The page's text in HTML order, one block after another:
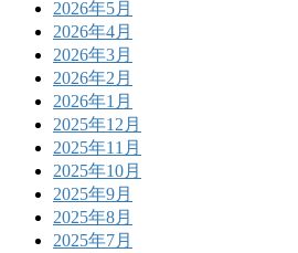
2026年5月
2026年4月
2026年3月
2026年2月
2026年1月
2025年12月
2025年11月
2025年10月
2025年9月
2025年8月
2025年7月